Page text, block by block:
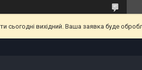
сьогодні вихідний. Ваша заявка буде